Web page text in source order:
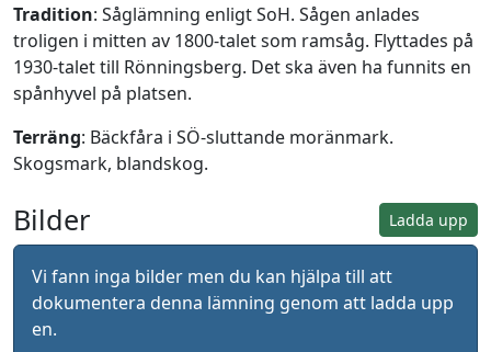
Tradition: Såglämning enligt SoH. Sågen anlades
troligen i mitten av 1800-talet som ramsåg. Flyttades på
1930-talet till Rönningsberg. Det ska även ha funnits en
spånhyvel på platsen.
Terräng: Bäckfåra i SÖ-sluttande moränmark.
Skogsmark, blandskog.
Ladda upp
Bilder
Vi fann inga bilder men du kan hjälpa till att
dokumentera denna lämning genom att ladda upp
en.